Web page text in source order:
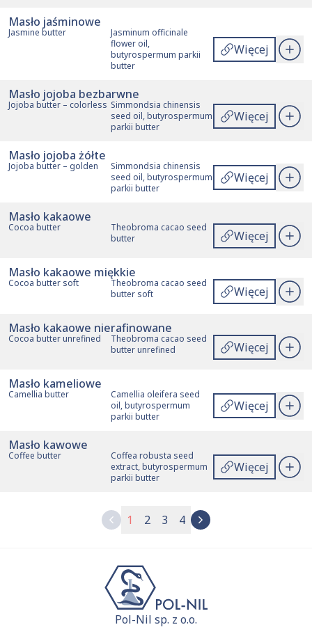
Masło jaśminowe
Jasmine butter
Jasminum officinale
flower oil,
butyrospermum parkii
butter
Więcej
Masło jojoba bezbarwne
Jojoba butter – colorless Simmondsia chinensis
seed oil, butyrospermum
parkii butter
Więcej
Masło jojoba żółte
Jojoba butter – golden
Simmondsia chinensis
seed oil, butyrospermum
parkii butter
Więcej
Masło kakaowe
Cocoa butter
Theobroma cacao seed
butter
Więcej
Masło kakaowe miękkie
Cocoa butter soft
Theobroma cacao seed
butter soft
Więcej
Masło kakaowe nierafinowane
Cocoa butter unrefined
Theobroma cacao seed
butter unrefined
Więcej
Masło kameliowe
Camellia butter
Camellia oleifera seed
oil, butyrospermum
parkii butter
Więcej
Masło kawowe
Coffee butter
Coffea robusta seed
extract, butyrospermum
parkii butter
Więcej
1 2 3 4
Pol-Nil sp. z o.o.